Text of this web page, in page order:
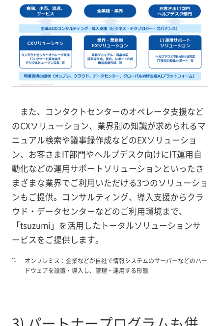
また、コンタクトセンターのオペレータ支援など
のCXソリューション、業界別の知識が求められるマ
ニュアル検索や議事録作成などのEXソリューショ
ン、お客さまIT部門やヘルプデスク向けにIT運用自
動化などの運用サポートソリューションといったさ
まざまな業界でご利用いただける3つのソリューショ
ンもご提供。コンサルティング、導入支援からクラ
ウド・データセンターなどのご利用環境まで、
「tsuzumi」を活用したトータルソリューションサ
ービスをご提供します。
*1
オンプレミス：企業などが自社で情報システムのサーバーなどのハー
ドウェアを設置・導入し、管理・運用する形態